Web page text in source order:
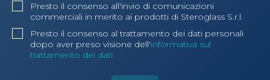
Presto il consenso all'invio di comunicazioni
commerciali in merito ai prodotti di Steroglass S.r.l.
Presto il consenso al trattamento dei dati personali
dopo aver preso visione dell'informativa sul
trattamento dei dati